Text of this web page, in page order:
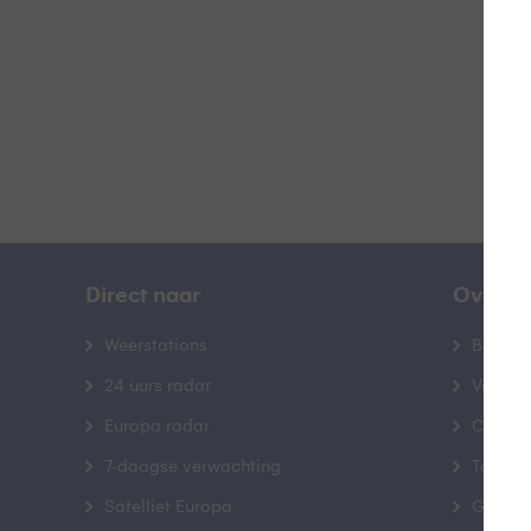
Direct naar
Weerstations
24 uurs radar
Europa radar
7-daagse verwachting
Satelliet Europa
Over
Contact